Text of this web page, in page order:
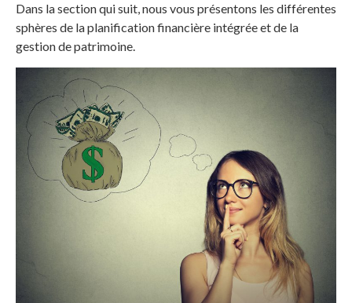
Dans la section qui suit, nous vous présentons les différentes
sphères de la planification financière intégrée et de la
gestion de patrimoine.